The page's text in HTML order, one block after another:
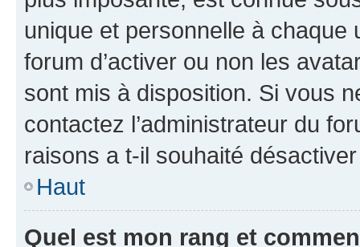
unique et personnelle à chaque
forum d’activer ou non les
sont mis à disposition. Si vous
contactez l’administrateur du
raisons a t-il souhaité
Haut
Quel est mon rang et